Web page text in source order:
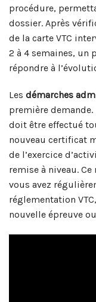
procédure,
dossier. Après
de la carte VTC
2 à 4 semaines, un
répondre à
Les démarches
première
doit être effectué
nouveau certificat
de l’exercice
remise à niveau.
vous avez
réglementation
nouvelle épreuve